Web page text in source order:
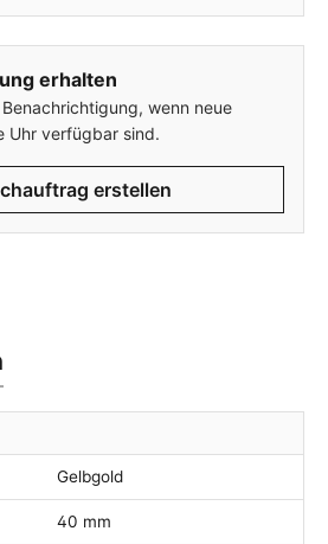
erhalten
Benachrichtigung, wenn neue
Uhr verfügbar sind.
erstellen
Gelbgold
40 mm